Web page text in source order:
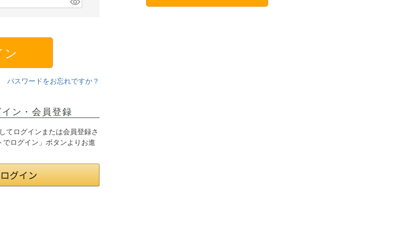
ン
パスワードをお忘れですか？
ン・会員登録
てログインまたは会員登録さ
ログイン」ボタンよりお進